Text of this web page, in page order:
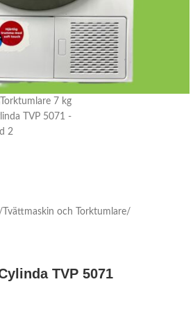
Tvättmaskin och Torktumlare
TVP 5071